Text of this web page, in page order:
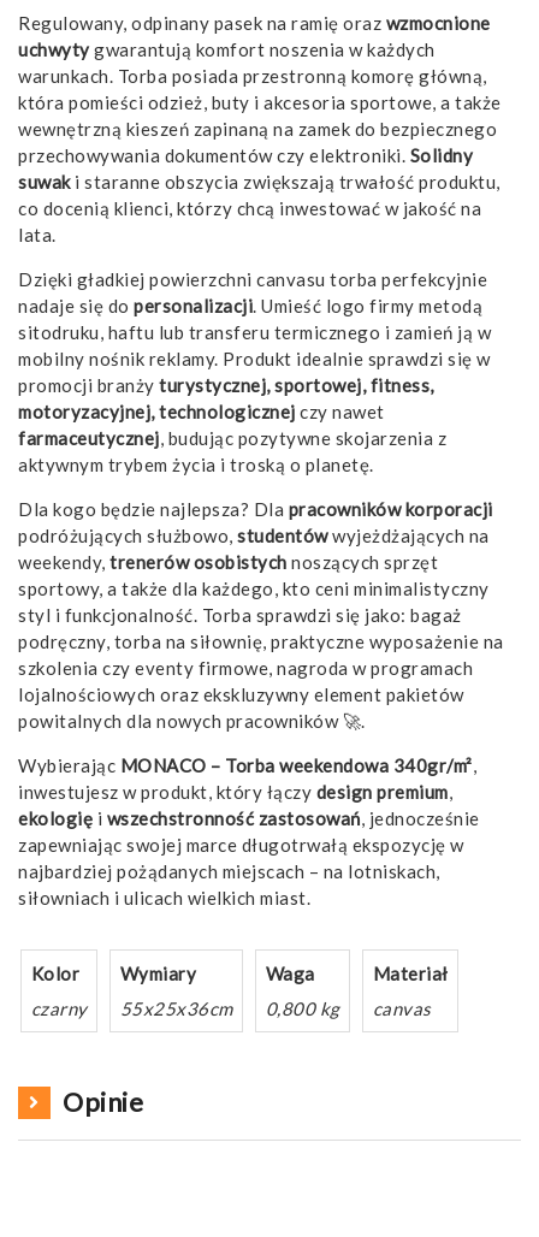
Regulowany, odpinany pasek na ramię oraz wzmocnione
uchwytygwarantują komfort noszenia w każdych
warunkach. Torba posiada przestronną komorę główną,
która pomieści odzież, buty i akcesoria sportowe, a także
wewnętrzną kieszeń zapinaną na zamek do bezpiecznego
przechowywania dokumentów czy elektroniki. Solidny
suwaki staranne obszycia zwiększają trwałość produktu,
co docenią klienci, którzy chcą inwestować w jakość na
lata.
Dzięki gładkiej powierzchni canvasu torba perfekcyjnie
nadaje się do personalizacji. Umieść logo firmy metodą
sitodruku, haftu lub transferu termicznego i zamień ją w
mobilny nośnik reklamy. Produkt idealnie sprawdzi się w
promocji branży turystycznej, sportowej, fitness,
motoryzacyjnej, technologicznej czy nawet
farmaceutycznej, budując pozytywne skojarzenia z
aktywnym trybem życia i troską o planetę.
Dla kogo będzie najlepsza? Dla pracowników korporacji
podróżujących służbowo, studentówwyjeżdżających na
weekendy, trenerów osobistych noszących sprzęt
sportowy, a także dla każdego, kto ceni minimalistyczny
styl i funkcjonalność. Torba sprawdzi się jako: bagaż
podręczny, torba na siłownię, praktyczne wyposażenie na
szkolenia czy eventy firmowe, nagroda w programach
lojalnościowych oraz ekskluzywny element pakietów
powitalnych dla nowych pracowników 🚀.
Wybierając MONACO – Torba weekendowa 340gr/m²,
inwestujesz w produkt, który łączy design premium,
ekologię i wszechstronność zastosowań, jednocześnie
zapewniając swojej marce długotrwałą ekspozycję w
najbardziej pożądanych miejscach – na lotniskach,
siłowniach i ulicach wielkich miast.
Kolor
czarny
Wymiary
55x25x36cm
Waga
0,800 kg
Materiał
canvas
Opinie